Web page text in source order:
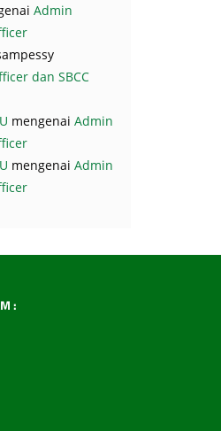
Admin
dan SBCC
mengenai Admin
mengenai Admin
: